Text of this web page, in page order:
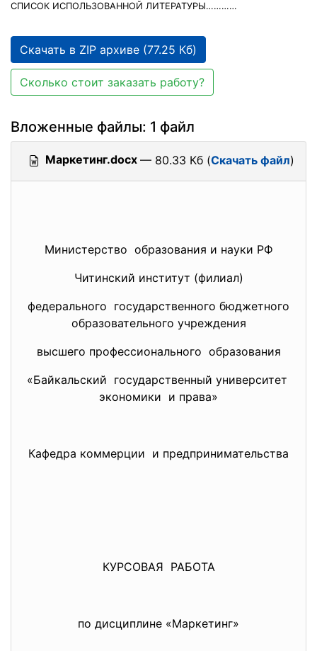
СПИСОК ИСПОЛЬЗОВАННОЙ ЛИТЕРАТУРЫ…………
Скачать в ZIP архиве (77.25 Кб)
Сколько стоит заказать работу?
Вложенные файлы: 1 файл
Маркетинг.docx — 80.33 Кб (Скачать файл)
Министерство образования и науки РФ
Читинский институт (филиал)
федерального государственного бюджетного
образовательного учреждения
высшего профессионального образования
«Байкальский государственный университет
экономики и права»
Кафедра коммерции и предпринимательства
КУРСОВАЯ РАБОТА
по дисциплине «Маркетинг»